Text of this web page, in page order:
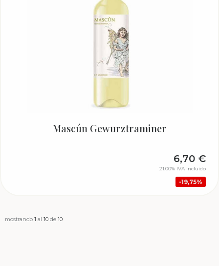
Mascún Gewurztraminer
19,75%
6,70 €
21.00% IVA incluido
mostrando 1 al 10 de 10